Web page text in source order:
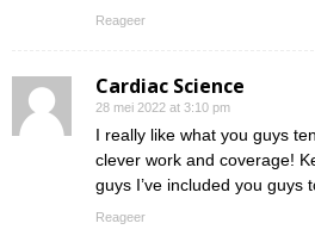
Reageer
Cardiac Science
28 mei 2022 at 3:10 pm
I really like what you guys
clever work and coverage!
guys I’ve included you guys
Reageer